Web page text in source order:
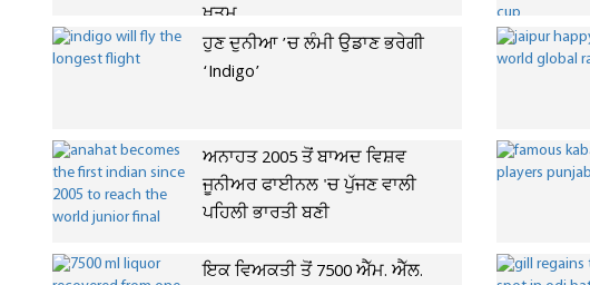
ਖ਼ਤਮ
ਹੁਣ ਦੁਨੀਆ ’ਚ ਲੰਮੀ ਉਡਾਣ ਭਰੇਗੀ
‘Indigo’
ਅਨਾਹਤ 2005 ਤੋਂ ਬਾਅਦ ਵਿਸ਼ਵ
ਜੂਨੀਅਰ ਫਾਈਨਲ 'ਚ ਪੁੱਜਣ ਵਾਲੀ
ਪਹਿਲੀ ਭਾਰਤੀ ਬਣੀ
ਇਕ ਵਿਅਕਤੀ ਤੋਂ 7500 ਐੱਮ. ਐੱਲ.